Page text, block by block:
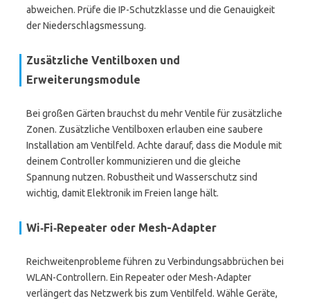
abweichen. Prüfe die IP-Schutzklasse und die Genauigkeit
der Niederschlagsmessung.
Zusätzliche Ventilboxen und
Erweiterungsmodule
Bei großen Gärten brauchst du mehr Ventile für zusätzliche
Zonen. Zusätzliche Ventilboxen erlauben eine saubere
Installation am Ventilfeld. Achte darauf, dass die Module mit
deinem Controller kommunizieren und die gleiche
Spannung nutzen. Robustheit und Wasserschutz sind
wichtig, damit Elektronik im Freien lange hält.
Wi‑Fi‑Repeater oder Mesh-Adapter
Reichweitenprobleme führen zu Verbindungsabbrüchen bei
WLAN-Controllern. Ein Repeater oder Mesh-Adapter
verlängert das Netzwerk bis zum Ventilfeld. Wähle Geräte,